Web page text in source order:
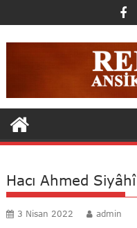
to
content
Hacı Ahmed Siyâhî
3 Nisan 2022 admin